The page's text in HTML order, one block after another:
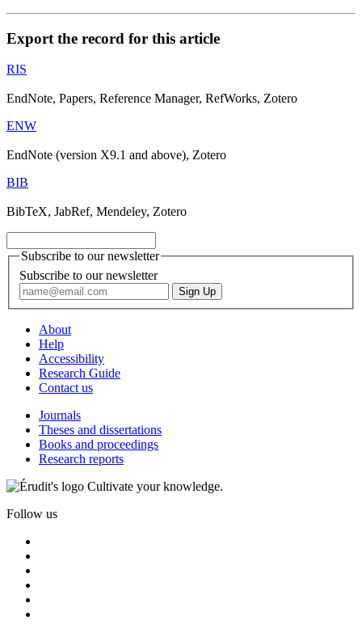
Export the record for this article
RIS
EndNote, Papers, Reference Manager, RefWorks, Zotero
ENW
EndNote (version X9.1 and above), Zotero
BIB
BibTeX, JabRef, Mendeley, Zotero
Subscribe to our newsletter
Subscribe to our newsletter
About
Help
Accessibility
Research Guide
Contact us
Journals
Theses and dissertations
Books and proceedings
Research reports
Cultivate your knowledge.
Follow us